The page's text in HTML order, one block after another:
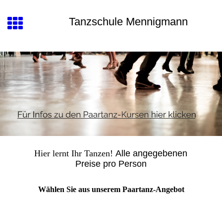
Tanzschule Mennigmann
Hier lernt Ihr Tanzen!Alle angegebenen
Preise pro Person
Wählen Sie aus unserem Paartanz-Angebot